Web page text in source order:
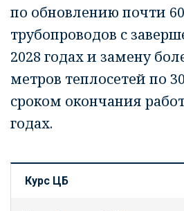
по обновлению почти
трубопроводов с
2028 годах и замену
метров теплосетей по
сроком окончания
годах.
Курс ЦБ